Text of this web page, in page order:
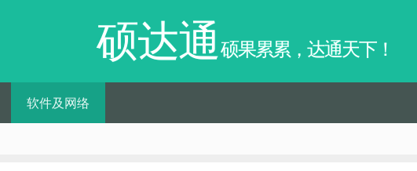
硕达通 硕果累累，达通天下！
软件及网络